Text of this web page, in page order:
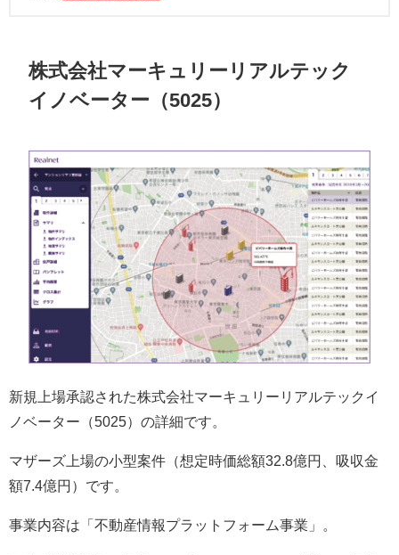
株式会社マーキュリーリアルテック
イノベーター（5025）
新規上場承認された株式会社マーキュリーリアルテックイ
ノベーター（5025）の詳細です。
マザーズ上場の小型案件（想定時価総額32.8億円、吸収金
額7.4億円）です。
事業内容は「不動産情報プラットフォーム事業」。